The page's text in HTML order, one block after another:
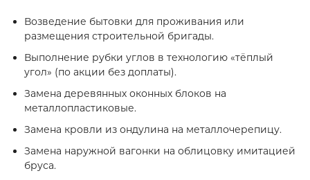
Возведение бытовки для проживания или
размещения строительной бригады.
Выполнение рубки углов в технологию «тёплый
угол» (по акции без доплаты).
Замена деревянных оконных блоков на
металлопластиковые.
Замена кровли из ондулина на металлочерепицу.
Замена наружной вагонки на облицовку имитацией
бруса.